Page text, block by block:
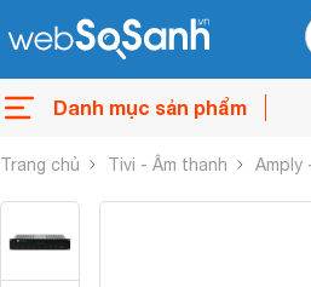
Danh mục sản phẩm
Trang chủ Tivi - Âm thanh Amply